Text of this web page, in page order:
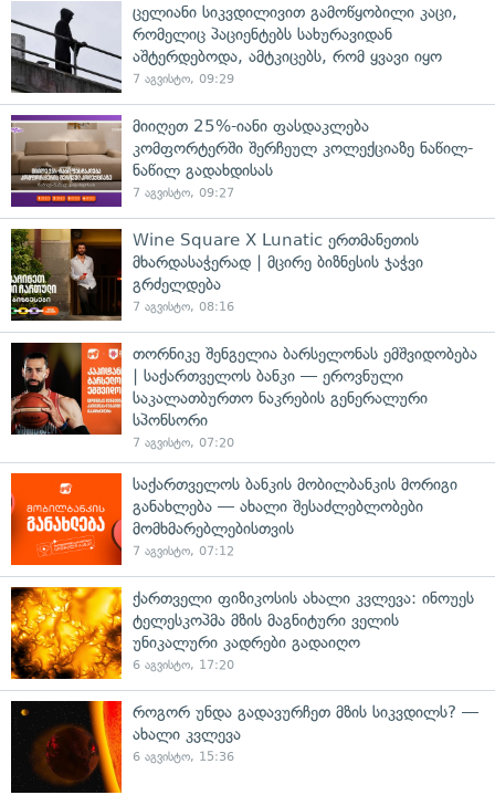
ცელიანი სიკვდილივით გამოწყობილი კაცი,
რომელიც პაციენტებს სახურავიდან
აშტერდებოდა, ამტკიცებს, რომ ყვავი იყო
7 აგვისტო, 09:29
მიიღეთ 25%-იანი ფასდაკლება
კომფორტერში შერჩეულ კოლექციაზე ნაწილ-
ნაწილ გადახდისას
7 აგვისტო, 09:27
Wine Square X Lunatic ერთმანეთის
მხარდასაჭერად | მცირე ბიზნესის ჯაჭვი
გრძელდება
7 აგვისტო, 08:16
თორნიკე შენგელია ბარსელონას ემშვიდობება
| საქართველოს ბანკი — ეროვნული
საკალათბურთო ნაკრების გენერალური
სპონსორი
7 აგვისტო, 07:20
საქართველოს ბანკის მობილბანკის მორიგი
განახლება — ახალი შესაძლებლობები
მომხმარებლებისთვის
7 აგვისტო, 07:12
ქართველი ფიზიკოსის ახალი კვლევა: ინოუეს
ტელესკოპმა მზის მაგნიტური ველის
უნიკალური კადრები გადაიღო
6 აგვისტო, 17:20
როგორ უნდა გადავურჩეთ მზის სიკვდილს? —
ახალი კვლევა
6 აგვისტო, 15:36